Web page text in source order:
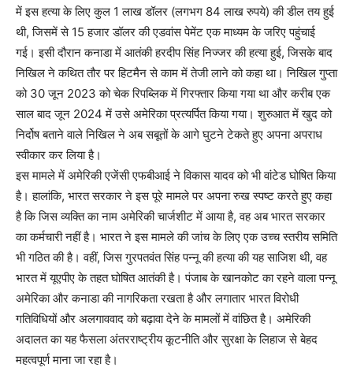
में इस हत्या के लिए कुल 1 लाख डॉलर (लगभग 84 लाख रुपये) की डील तय हुई
थी, जिसमें से 15 हजार डॉलर की एडवांस पेमेंट एक माध्यम के जरिए पहुंचाई
गई। इसी दौरान कनाडा में आतंकी हरदीप सिंह निज्जर की हत्या हुई, जिसके बाद
निखिल ने कथित तौर पर हिटमैन से काम में तेजी लाने को कहा था। निखिल गुप्ता
को 30 जून 2023 को चेक रिपब्लिक में गिरफ्तार किया गया था और करीब एक
साल बाद जून 2024 में उसे अमेरिका प्रत्यर्पित किया गया। शुरुआत में खुद को
निर्दोष बताने वाले निखिल ने अब सबूतों के आगे घुटने टेकते हुए अपना अपराध
स्वीकार कर लिया है।
इस मामले में अमेरिकी एजेंसी एफबीआई ने विकास यादव को भी वांटेड घोषित किया
है। हालांकि, भारत सरकार ने इस पूरे मामले पर अपना रुख स्पष्ट करते हुए कहा
है कि जिस व्यक्ति का नाम अमेरिकी चार्जशीट में आया है, वह अब भारत सरकार
का कर्मचारी नहीं है। भारत ने इस मामले की जांच के लिए एक उच्च स्तरीय समिति
भी गठित की है। वहीं, जिस गुरपतवंत सिंह पन्नू की हत्या की यह साजिश थी, वह
भारत में यूएपीए के तहत घोषित आतंकी है। पंजाब के खानकोट का रहने वाला पन्नू
अमेरिका और कनाडा की नागरिकता रखता है और लगातार भारत विरोधी
गतिविधियों और अलगाववाद को बढ़ावा देने के मामलों में वांछित है। अमेरिकी
अदालत का यह फैसला अंतरराष्ट्रीय कूटनीति और सुरक्षा के लिहाज से बेहद
महत्वपूर्ण माना जा रहा है।